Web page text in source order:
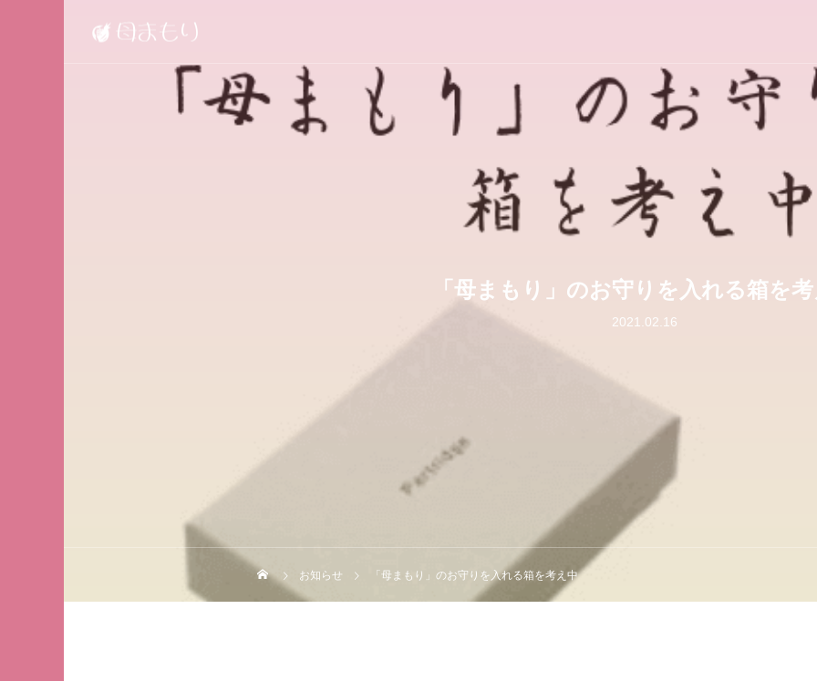
「母まもり」のお守りを入れる箱を
2021.02.16
お知らせ 「母まもり」のお守りを入れる箱を考え中